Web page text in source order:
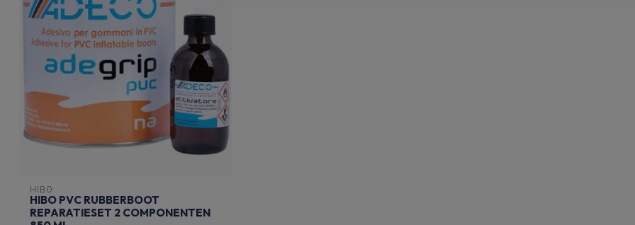
HIBO
HIBO PVC RUBBERBOOT
REPARATIESET 2 COMPONENTEN